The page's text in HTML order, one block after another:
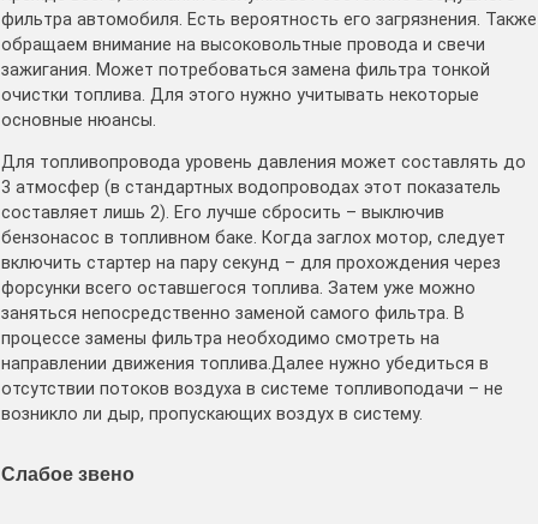
фильтра автомобиля. Есть вероятность его загрязнения. Также
обращаем внимание на высоковольтные провода и свечи
зажигания. Может потребоваться замена фильтра тонкой
очистки топлива. Для этого нужно учитывать некоторые
основные нюансы.
Для топливопровода уровень давления может составлять до
3 атмосфер (в стандартных водопроводах этот показатель
составляет лишь 2). Его лучше сбросить – выключив
бензонасос в топливном баке. Когда заглох мотор, следует
включить стартер на пару секунд – для прохождения через
форсунки всего оставшегося топлива. Затем уже можно
заняться непосредственно заменой самого фильтра. В
процессе замены фильтра необходимо смотреть на
направлении движения топлива.Далее нужно убедиться в
отсутствии потоков воздуха в системе топливоподачи – не
возникло ли дыр, пропускающих воздух в систему.
Слабое звено